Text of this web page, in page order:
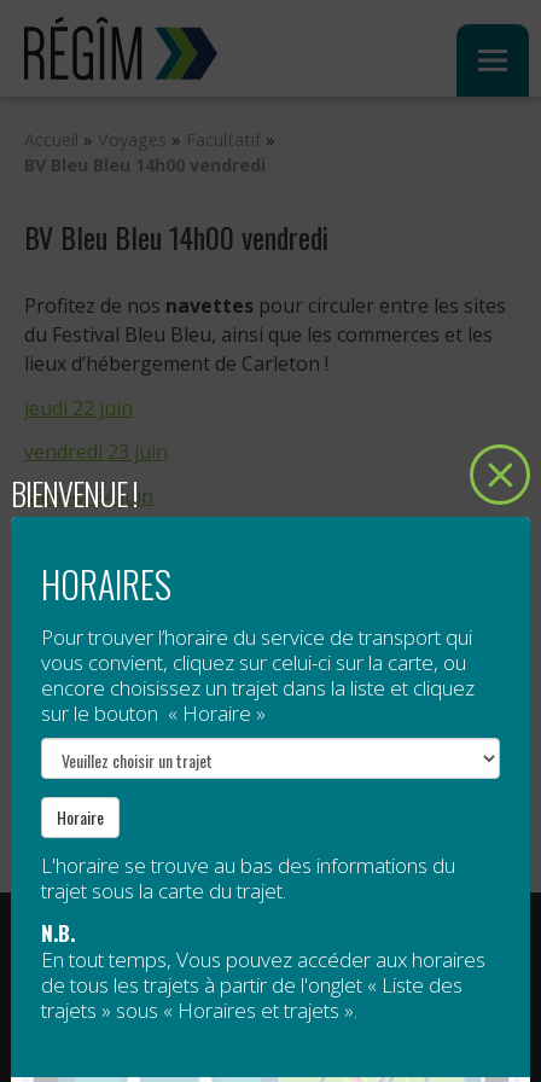
Sauter
contenu
Accueil » Voyages » Facultatif »
BV Bleu Bleu 14h00 vendredi
BV Bleu Bleu 14h00 vendredi
Profitez de nos navettes pour circuler entre les sites
du Festival Bleu Bleu, ainsi que les commerces et les
lieux d’hébergement de Carleton !
jeudi 22 juin
vendredi 23 juin
samedi 24 juin
Tarification
Gratuit, sauf 5 $ par passage pour tout voyage à
destination de Mont Saint-Joseph.
Veuillez noter qu’un droit d’accès est obligatoire pour
le sommet de Mont Saint-Joseph. Ce droit d’accès
n’est pas compris dans le tarif de la navette.
RÉGIE INTERMUNICIPALE DE TRANSPORT
GASPÉSIE – ÎLES-DE-LA-MADELEINE
© 2015 - 2026 Tous droits réservés
BIENVENUE !
HORAIRES
Pour trouver l’horaire du service de transport qui
vous convient, cliquez sur celui-ci sur la carte, ou
encore choisissez un trajet dans la liste et cliquez
sur le bouton « Horaire »
Horaire
L'horaire se trouve au bas des informations du
trajet sous la carte du trajet.
N.B.
En tout temps, Vous pouvez accéder aux horaires
de tous les trajets à partir de l'onglet « Liste des
trajets » sous « Horaires et trajets ».